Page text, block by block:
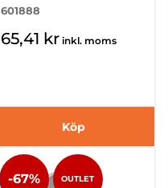
601888
65,41 kr inkl. moms
Köp
-67% OUTLET